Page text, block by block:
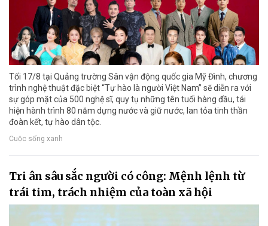
Tối 17/8 tại Quảng trường Sân vận động quốc gia Mỹ Đình, chương
trình nghệ thuật đặc biệt “Tự hào là người Việt Nam” sẽ diễn ra với
sự góp mặt của 500 nghệ sĩ, quy tụ những tên tuổi hàng đầu, tái
hiện hành trình 80 năm dựng nước và giữ nước, lan tỏa tinh thần
đoàn kết, tự hào dân tộc.
Cuộc sống xanh
Tri ân sâu sắc người có công: Mệnh lệnh từ
trái tim, trách nhiệm của toàn xã hội